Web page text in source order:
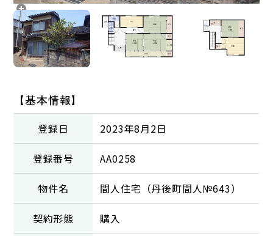
【基本情報】
登録日 2023年8月2日
登録番号 AA0258
物件名 間人住宅（丹後町間人№643）
契約形態 購入